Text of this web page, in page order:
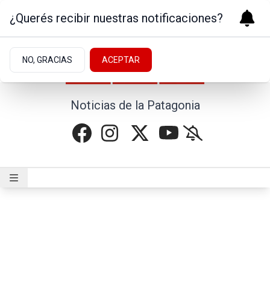
Noticias de la Patagonia
¿Querés recibir nuestras notificaciones?
NO, GRACIAS ACEPTAR